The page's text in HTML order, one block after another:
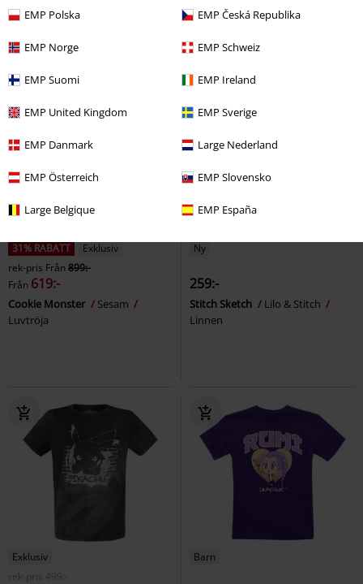
EMP Polska EMP Česká Republika
EMP Norge EMP Schweiz
EMP Suomi EMP Ireland
EMP United Kingdom EMP Sverige
EMP Danmark Large Nederland
EMP Österreich EMP Slovensko
Large Belgique EMP España
1888
Stranger Things
Universe
Badbyxor
31% RABATT
Exklusiv
rek-pris Från899:-
Från 619:-
Cookie Monster
Sesam
Luvtröja
Ny
259:-
Stitch Sketch
Lilo & Stitch
Linnen
Exklusiv
rek-pris
499:-
Barn